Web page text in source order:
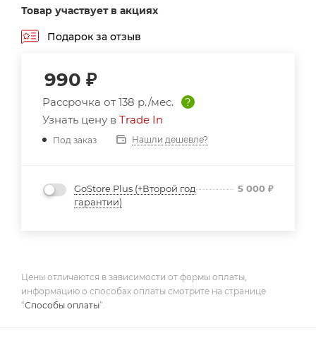
Товар участвует в акциях
Подарок за отзыв
990 ₽
Рассрочка от 138 р./мес.
?
Узнать цену в Trade In
Под заказ Нашли дешевле?
GoStore Plus (+Второй год
гарантии)
5 000 ₽
Цены отличаются в зависимости от формы оплаты,
информацию о способах оплаты смотрите на странице
“Способы оплаты”.